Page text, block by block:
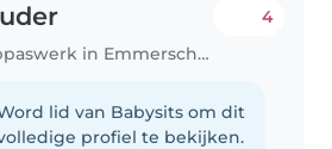
Oppaswerk in Emmerschans
4
lid van Babysits om dit
profiel te bekijken.